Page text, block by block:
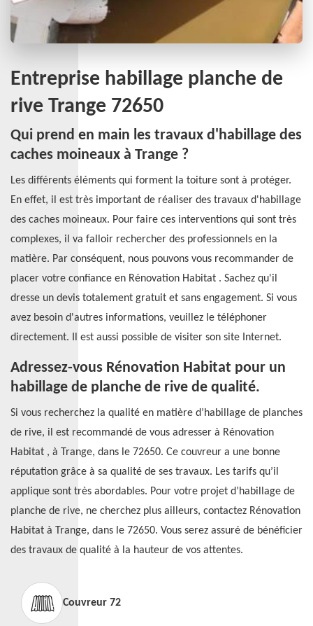
Entreprise habillage planche de
rive Trange 72650
Qui prend en main les travaux d'habillage des
caches moineaux à Trange ?
Les différents éléments qui forment la toiture sont à protéger.
En effet, il est très important de réaliser des travaux d'habillage
des caches moineaux. Pour faire ces interventions qui sont très
complexes, il va falloir rechercher des professionnels en la
matière. Par conséquent, nous pouvons vous recommander de
placer votre confiance en Rénovation Habitat . Sachez qu'il
dresse un devis totalement gratuit et sans engagement. Si vous
avez besoin d'autres informations, veuillez le téléphoner
directement. Il est aussi possible de visiter son site Internet.
Adressez-vous Rénovation Habitat pour un
habillage de planche de rive de qualité.
Si vous recherchez la qualité en matière d’habillage de planches
de rive, il est recommandé de vous adresser à Rénovation
Habitat , à Trange, dans le 72650. Ce couvreur a une bonne
réputation grâce à sa qualité de ses travaux. Les tarifs qu’il
applique sont très abordables. Pour votre projet d’habillage de
planche de rive, ne cherchez plus ailleurs, contactez Rénovation
Habitat à Trange, dans le 72650. Vous serez assuré de bénéficier
des travaux de qualité à la hauteur de vos attentes.
Couvreur 72